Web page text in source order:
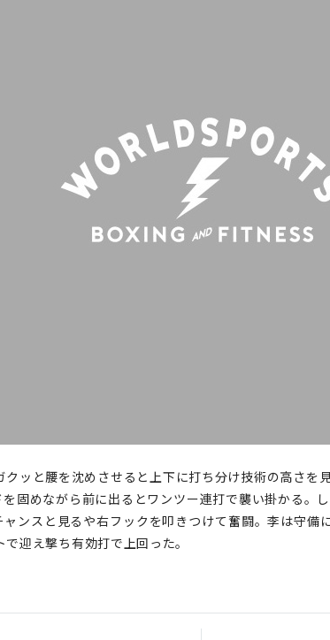
ッと腰を沈めさせると上下に打ち分け技術の高さを
固めながら前に出るとワンツー連打で襲い掛かる。
ンスと見るや右フックを叩きつけて奮闘。李は守
迎え撃ち有効打で上回った。